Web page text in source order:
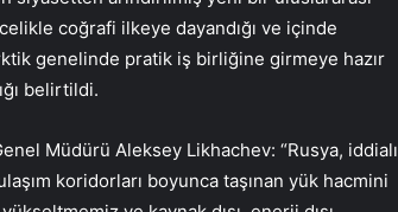
coğrafi ilkeye dayandığı ve içinde
genelinde pratik iş birliğine girmeye hazır
belirtildi.
Müdürü Aleksey Likhachev: “Rusya, iddialı
koridorları boyunca taşınan yük hacmini